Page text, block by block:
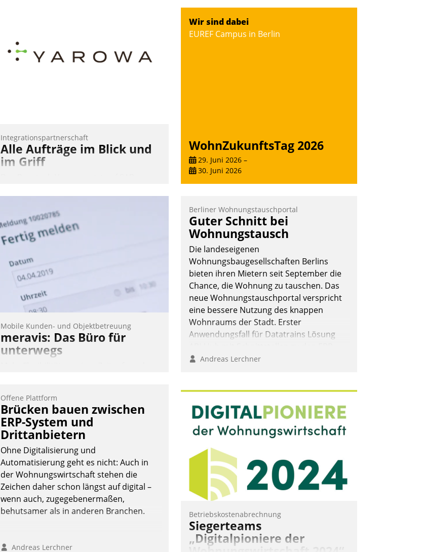
Doch man darf nicht zu viel erwarten:
Allein mit der Einführung einer neuen
Software ist es nicht getan. Die
Digitalisierung erfordert von
Integrationspartnerschaft
Alle Aufträge im Blick und
im Griff
und Verwaltung von Aufträgen der
operativen Instandhaltung in die SAP-
Systemlandschaft deutscher
beschleunigt damit den Weg vom
Mieteranliegen zum Dienstleisterauftrag.
Wir sind dabei
EUREF Campus in Berlin
WohnZukunftsTag 2026
29. Juni 2026 –
30. Juni 2026
Mobile Kunden- und Objektbetreuung
meravis: Das Büro für
unterwegs
Mitarbeiter von Datatrain. Die meravis
Wohnungsbau- und Immobilien GmbH
hat sich dabei für den Betrieb der Lösung
über die SAP Cloud Platform entschieden
- als erstes Unternehmen am
Wohnungsmarkt.
Andreas Lerchner
Berliner Wohnungstauschportal
Guter Schnitt bei
Wohnungstausch
Die landeseigenen
Wohnungsbaugesellschaften Berlins
bieten ihren Mietern seit September die
Chance, die Wohnung zu tauschen. Das
neue Wohnungstauschportal verspricht
eine bessere Nutzung des knappen
Wohnraums der Stadt. Erster
Anwendungsfall für Datatrains Lösung
Systemen der Unternehmen.
Andreas Lerchner
Offene Plattform
Brücken bauen zwischen
ERP-System und
Drittanbietern
Ohne Digitalisierung und
Automatisierung geht es nicht: Auch in
der Wohnungswirtschaft stehen die
Zeichen daher schon längst auf digital –
wenn auch, zugegebenermaßen,
behutsamer als in anderen Branchen.
Andreas Lerchner
Betriebskostenabrechnung
Siegerteams
„Digitalpioniere der